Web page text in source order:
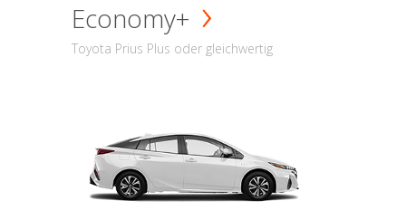
Economy+
Toyota Prius Plus oder gleichwertig